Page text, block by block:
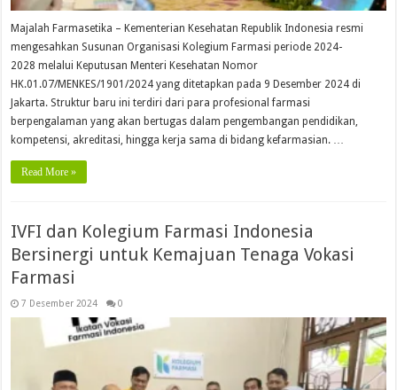
Majalah Farmasetika – Kementerian Kesehatan Republik Indonesia resmi
mengesahkan Susunan Organisasi Kolegium Farmasi periode 2024-
2028 melalui Keputusan Menteri Kesehatan Nomor
HK.01.07/MENKES/1901/2024 yang ditetapkan pada 9 Desember 2024 di
Jakarta. Struktur baru ini terdiri dari para profesional farmasi
berpengalaman yang akan bertugas dalam pengembangan pendidikan,
kompetensi, akreditasi, hingga kerja sama di bidang kefarmasian. …
Read More »
IVFI dan Kolegium Farmasi Indonesia
Bersinergi untuk Kemajuan Tenaga Vokasi
Farmasi
7 Desember 2024 0